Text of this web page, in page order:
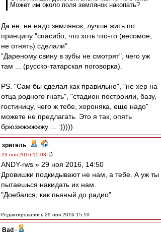
Может им около поля землянок накопать?
Да не, не надо землянок, лучше жить по
принципу "спасибо, что хоть что-то (весомое,
не отнять) сделали".
"Дареному свину в зубы не смотрят", чего уж
там ... (русско-татарская поговорка).
PS. "Сам бы сделал как правильно", "не хер на
отца родного гнать", "стадион построили, базу,
гостиницу, чего ж тебе, хороняка, еще надо"
можете не предлагать. Это я так, опять
брюзжжжжжжу ... :)))))
зpитель -
29 ноя 2016 15:08
ANDY-rws » 29 ноя 2016, 14:50
Дровишки подкидывают не нам, а тебе. А уж ты
пытаешься накидать их нам.
"Доебался, как пьяный до радио"
Редактировалось 29 ноя 2016 15:10
Bad -